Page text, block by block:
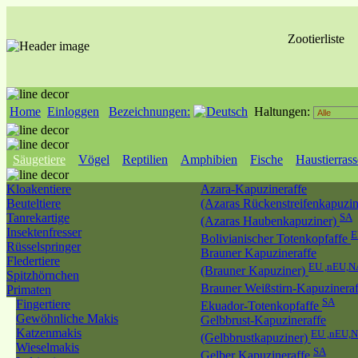
Zootierliste
Home Einloggen Bezeichnungen: Haltungen:
Säugetiere Vögel Reptilien Amphibien Fische
Kloakentiere
Beuteltiere
Tanrekartige
Insektenfresser
Rüsselspringer
Fledertiere
Spitzhörnchen
Primaten
Fingertiere
Gewöhnliche Makis
Katzenmakis
Wieselmakis
Azara-Kapuzineraffe
(Azaras
(Azaras Haubenkapuziner) SA
Bolivianischer Totenkopfaffe
Brauner Kapuzineraffe
(Brauner Kapuziner) EU
Brauner Weißstirn-
Ekuador-Totenkopfaffe SA
Gelbbrust-Kapuzineraffe
(Gelbbrustkapuziner) EU
SA